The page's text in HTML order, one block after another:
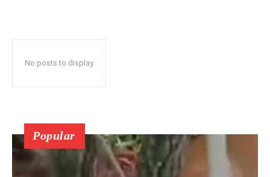
No posts to display
Popular